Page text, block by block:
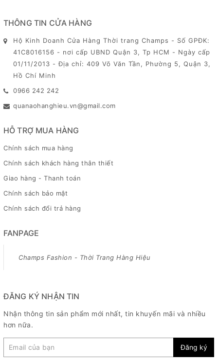
THÔNG TIN CỬA HÀNG
Hộ Kinh Doanh Cửa Hàng Thời trang Champs - Số GPĐK:
41C8016156 - nơi cấp UBND Quận 3, Tp HCM - Ngày cấp
01/11/2013 - Địa chỉ: 409 Võ Văn Tần, Phường 5, Quận 3,
Hồ Chí Minh
0966 242 242
quanaohanghieu.vn@gmail.com
HỖ TRỢ MUA HÀNG
Chính sách mua hàng
Chính sách khách hàng thân thiết
Giao hàng - Thanh toán
Chính sách bảo mật
Chính sách đổi trả hàng
FANPAGE
Champs Fashion - Thời Trang Hàng Hiệu
ĐĂNG KÝ NHẬN TIN
Nhận thông tin sản phẩm mới nhất, tin khuyến mãi và nhiều
hơn nữa.
Đăng ký